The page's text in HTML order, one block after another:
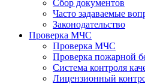
Сбор документов
Часто задаваемые
Законодательство
Проверка МЧС
Проверка МЧС
Проверка пожарной
Система контроля
Лицензионный